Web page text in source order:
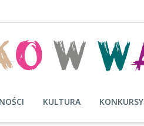
KULTURA KONKURSY